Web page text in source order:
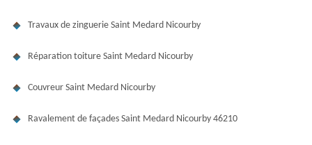
Travaux de zinguerie Saint Medard Nicourby
Réparation toiture Saint Medard Nicourby
Couvreur Saint Medard Nicourby
Ravalement de façades Saint Medard Nicourby 46210